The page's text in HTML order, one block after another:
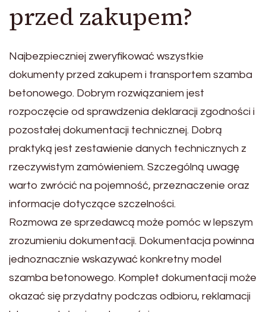
przed zakupem?
Najbezpieczniej zweryfikować wszystkie
dokumenty przed zakupem i transportem szamba
betonowego. Dobrym rozwiązaniem jest
rozpoczęcie od sprawdzenia deklaracji zgodności i
pozostałej dokumentacji technicznej. Dobrą
praktyką jest zestawienie danych technicznych z
rzeczywistym zamówieniem. Szczególną uwagę
warto zwrócić na pojemność, przeznaczenie oraz
informacje dotyczące szczelności.
Rozmowa ze sprzedawcą może pomóc w lepszym
zrozumieniu dokumentacji. Dokumentacja powinna
jednoznacznie wskazywać konkretny model
szamba betonowego. Komplet dokumentacji może
okazać się przydatny podczas odbioru, reklamacji